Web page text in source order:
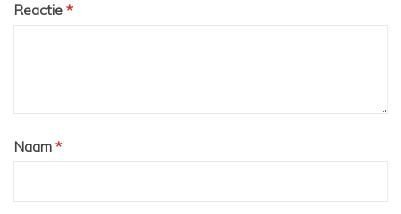
Reactie *
Naam *